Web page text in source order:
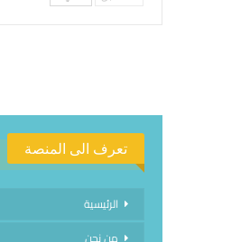
تعرف الى المنصة
الرئيسية
من نحن